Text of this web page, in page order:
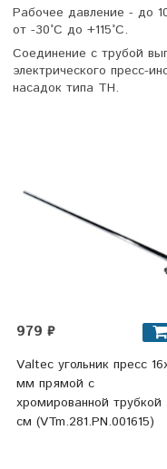
Рабочее давление - до
от -30°C до +115°C.
Соединение с трубой
электрического пресс-
насадок типа ТН.
979 ₽
Valtec угольник пресс
мм прямой с
хромированной трубкой
см (VTm.281.PN.001615)